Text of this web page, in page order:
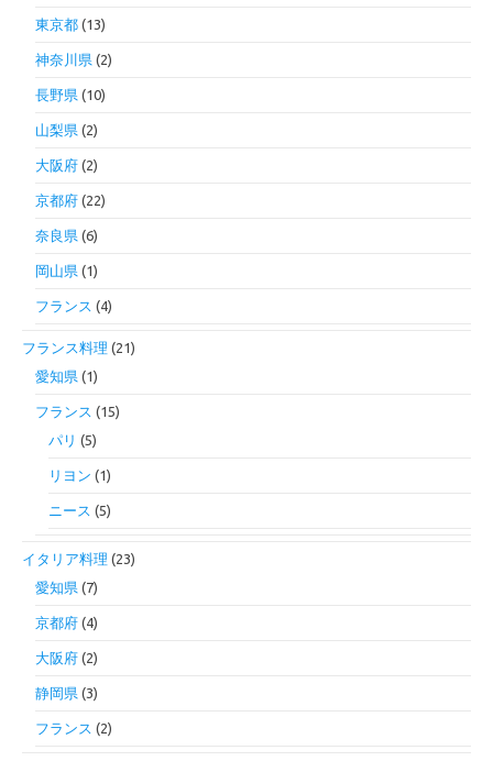
東京都 (13)
神奈川県 (2)
長野県 (10)
山梨県 (2)
大阪府 (2)
京都府 (22)
奈良県 (6)
岡山県 (1)
フランス (4)
フランス料理 (21)
愛知県 (1)
フランス (15)
パリ (5)
リヨン (1)
ニース (5)
イタリア料理 (23)
愛知県 (7)
京都府 (4)
大阪府 (2)
静岡県 (3)
フランス (2)